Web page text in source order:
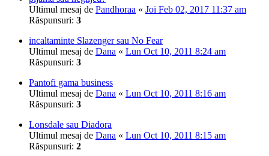
Ultimul mesaj de Pandhoraa « Joi Feb 02, 2017 11:37 am
Răspunsuri: 3
incaltaminte Slazenger sau No Fear
Ultimul mesaj de Dana « Lun Oct 10, 2011 8:24 am
Răspunsuri: 3
Pantofi gama business
Ultimul mesaj de Dana « Lun Oct 10, 2011 8:16 am
Răspunsuri: 3
Lonsdale sau Diadora
Ultimul mesaj de Dana « Lun Oct 10, 2011 8:15 am
Răspunsuri: 2